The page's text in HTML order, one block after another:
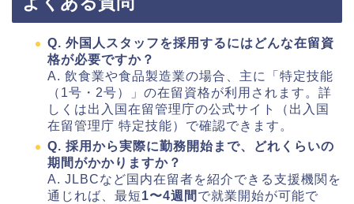
Q. 外国人スタッフを採用するにはどんな在留資
格が必要ですか？
A. 飲食業や食品製造業の場合、主に「特定技能
（1号・2号）」の在留資格が利用されます。詳
しくは出入国在留管理庁の公式サイト（出入国
在留管理庁 特定技能）で確認できます。
Q. 採用から実際に勤務開始まで、どれくらいの
期間がかかりますか？
A. JLBCなど国内在留者を紹介できる支援機関を
通じれば、最短1〜4週間 で就業開始が可能で